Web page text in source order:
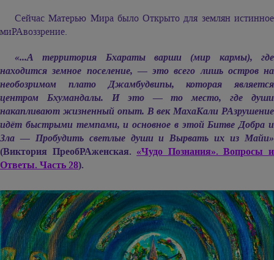
Сейчас Матерью Мира было Открыто для землян истинное
миРАвоззрение.
«...А территория Бхараты варши (мир кармы), где
находится земное поселение, — это всего лишь остров на
необозримом плато Джамбудвипы, которая является
центром Бхумандалы. И это — то место, где души
накапливают жизненный опыт. В век МахаКали РАзрушение
идёт быстрыми темпами, и основное в этой Битве Добра и
Зла — Пробудить светлые души и Вырвать их из Майи»
(Виктория ПреобРАженская. «Чудо Познания». Вопросы и
Ответы. Часть 28).